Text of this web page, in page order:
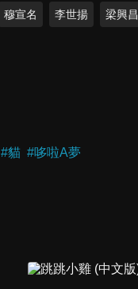
穆宣名 李世揚 梁興昌
#貓 #哆啦A夢